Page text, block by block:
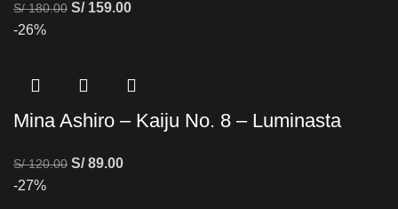
S/180.00 S/159.00
-26%
Mina Ashiro – Kaiju No. 8 – Luminasta
S/120.00 S/89.00
-27%